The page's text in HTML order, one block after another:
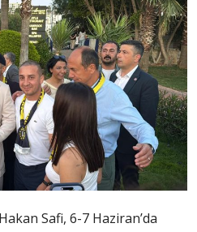
Safi, 6-7 Haziran’da